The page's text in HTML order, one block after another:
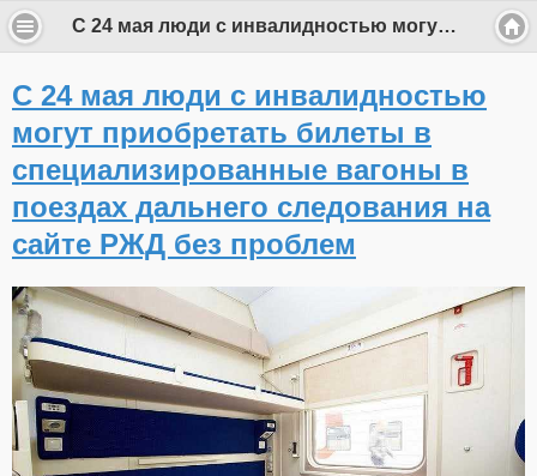
С 24 мая люди с инвалидностью могут приобретать билеты в специализированные вагоны в поездах дальнего следования на сайте РЖД без проблем
С 24 мая люди с инвалидностью
могут приобретать билеты в
специализированные вагоны в
поездах дальнего следования на
сайте РЖД без проблем